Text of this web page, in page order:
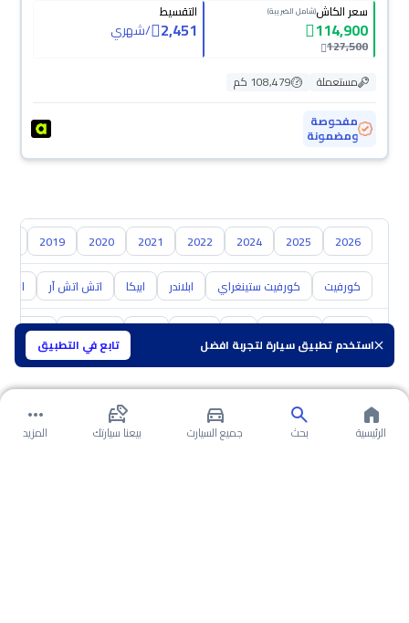
استخدم تطبيق سيارة لتجربة افضل تابع في التطبيق
سعر الكاش(شامل الضريبة)
114,900
127,500
التقسيط
2,451
/شهري
مستعملة
108,479 كم
مفحوصة
ومضمونة
2026
2025
2024
2022
2021
2020
2019
كورفيت كورفيت ستينغراي ابلاندر ابيكا اتش اتش آر اس 10
تويوتا هيونداي كيا نيسان مازدا سوزوكي هافال
الرئيسية بحث جميع السيارت بيعنا سيارتك المزيد